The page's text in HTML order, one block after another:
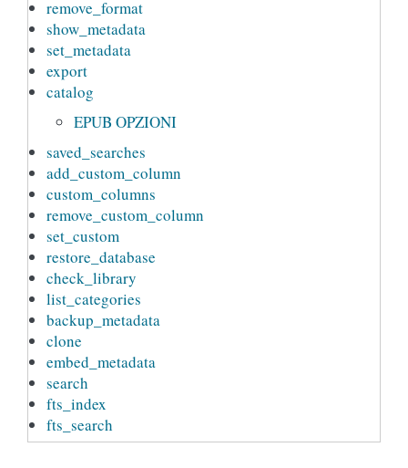
remove_format
show_metadata
set_metadata
export
catalog
EPUB OPZIONI
saved_searches
add_custom_column
custom_columns
remove_custom_column
set_custom
restore_database
check_library
list_categories
backup_metadata
clone
embed_metadata
search
fts_index
fts_search